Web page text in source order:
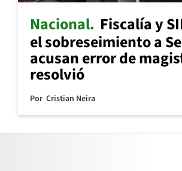
Nacional Fiscalía y
el sobreseimiento a
acusan error de
resolvió
Por Cristian Neira